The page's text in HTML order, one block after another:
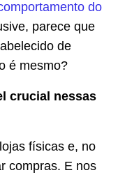
do
parece que
de
é mesmo?
crucial nessas
físicas e, no
compras. E nos